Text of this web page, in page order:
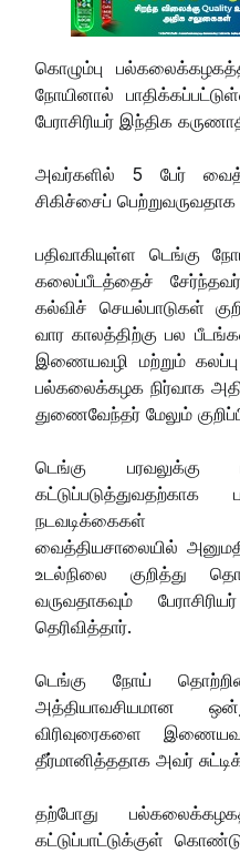
கொழும்பு
நோயினால்
பேராசிரியர் இந்திக
அவர்களில் 5 பேர்
சிகிச்சைப் பெற்றுவருவதாக
பதிவாகியுள்ள டெங்கு
கலைப்பீடத்தைச்
கல்விச் செயல்பாடுகள்
வார காலத்திற்கு பல
இணையவழி மற்றும்
பல்கலைக்கழக நிர்வாக
துணைவேந்தர் மேலும்
டெங்கு பரவலுக்கு
நடவடிக்கைகள்
வைத்தியசாலையில்
உடல்நிலை குறித்து
வருவதாகவும்
தெரிவித்தார்.
டெங்கு நோய்
அத்தியாவசியமான
விரிவுரைகளை
தீர்மானித்ததாக அவர்
தற்போது
கட்டுப்பாட்டுக்குள்